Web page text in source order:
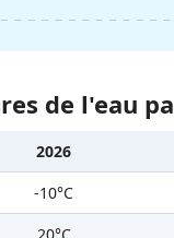
de l'eau
2026
-10°C